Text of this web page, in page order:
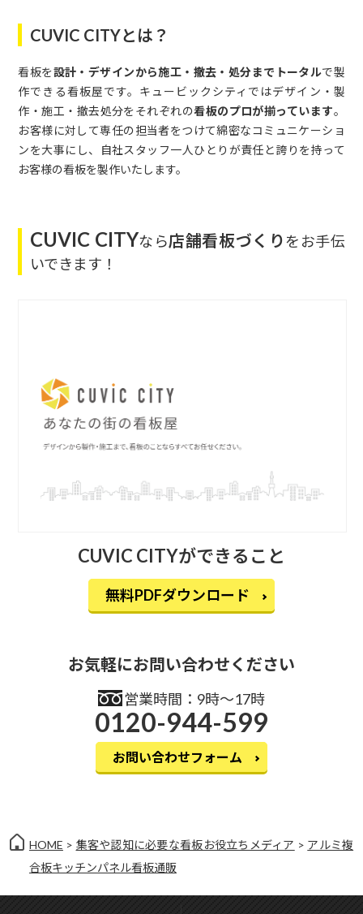
CUVIC CITYとは？
看板を設計・デザインから施工・撤去・処分までトータルで製
作できる看板屋です。キュービックシティではデザイン・製
作・施工・撤去処分をそれぞれの看板のプロが揃っています。
お客様に対して専任の担当者をつけて綿密なコミュニケーショ
ンを大事にし、自社スタッフ一人ひとりが責任と誇りを持って
お客様の看板を製作いたします。
CUVIC CITYなら店舗看板づくりをお手伝
いできます！
CUVIC CITYができること
無料PDFダウンロード
お気軽にお問い合わせください
営業時間：9時〜17時
0120-944-599
お問い合わせフォーム
HOME > 集客や認知に必要な看板お役立ちメディア > アルミ複
合板キッチンパネル看板通販